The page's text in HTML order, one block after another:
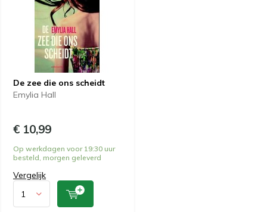
De zee die ons scheidt
Emylia Hall
€ 10,99
Op werkdagen voor 19:30 uur
besteld, morgen geleverd
Vergelijk